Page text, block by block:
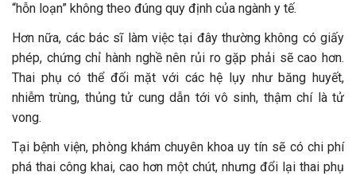
“hỗn loạn” không theo đúng quy định của ngành y tế.
Hơn nữa, các bác sĩ làm việc tại đây thường không có giấy
phép, chứng chỉ hành nghề nên rủi ro gặp phải sẽ cao hơn.
Thai phụ có thể đối mặt với các hệ lụy như băng huyết,
nhiễm trùng, thủng tử cung dẫn tới vô sinh, thậm chí là tử
vong.
Tại bệnh viện, phòng khám chuyên khoa uy tín sẽ có chi phí
phá thai công khai, cao hơn một chút, nhưng đổi lại thai phụ